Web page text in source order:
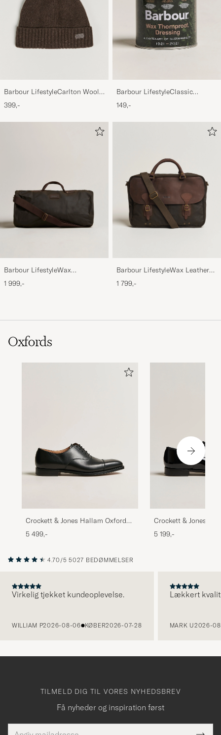
Barbour LifestyleCarlton Wool
BeanieMid Brown
399,-
Barbour LifestyleClassic
Thornproof Dressing
149,-
Barbour LifestyleWax
HoldallOlive
1 999,-
Barbour LifestyleWax Leather
Briefcase Olive
1 799,-
Oxfords
Crockett & Jones Hallam Oxford
Black Calf
5 499,-
Crockett & Jones
Black Patent
5 199,-
4.70/5 5027 BEDØMMELSER
Virkelig tjekket kundeoplevelse.
WILLIAM P2026-08-06 KØBER2026-07-28
Lækkert
MARK U2026-
TILMELD DIG TIL VORES NYHEDSBREV
Få nyheder og inspiration først